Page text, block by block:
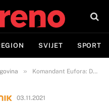
SVIJET SPORT
» Komandant Eufora: Dodik ne preti, zajednička vojska i nije po Dejtonu
03.11.2021